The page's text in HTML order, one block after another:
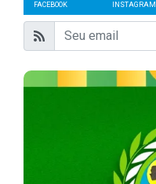
FACEBOOK INSTAGRAM